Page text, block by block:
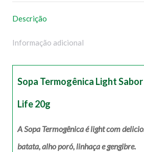
Descrição
Informação adicional
Sopa Termogênica Light
Life 20g
A Sopa Termogênica é light com
batata, alho poró, linhaça e gengibre.